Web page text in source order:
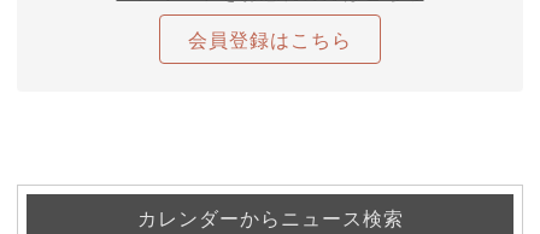
会員登録はこちら
カレンダーからニュース検索